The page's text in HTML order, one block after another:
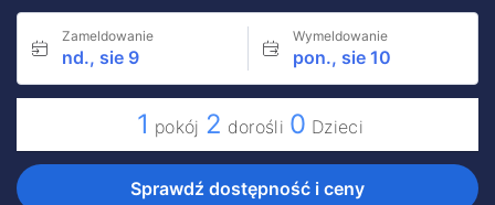
Zameldowanie
nd., sie 9
Wymeldowanie
pon., sie 10
1 pokój 2 dorośli 0 Dzieci
Sprawdź dostępność i ceny